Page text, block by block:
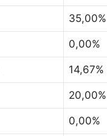
35,00%
0,00%
14,67%
20,00%
0,00%